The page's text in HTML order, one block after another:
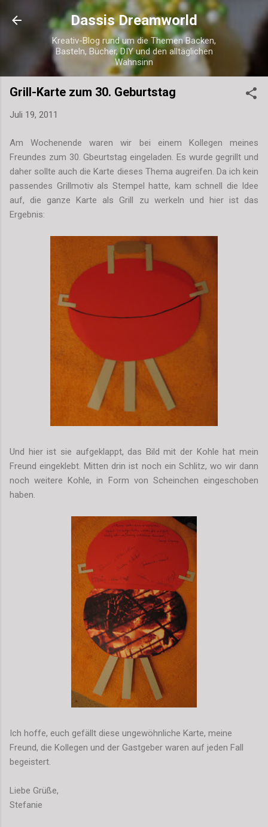
Direkt zum Hauptbereich
Dassis Dreamworld
Kreativ-Blog rund um die Themen Backen,
Basteln, Bücher, DIY und den alltäglichen
Wahnsinn
Grill-Karte zum 30. Geburtstag
Juli 19, 2011
Am Wochenende waren wir bei einem Kollegen meines
Freundes zum 30. Gbeurtstag eingeladen. Es wurde gegrillt und
daher sollte auch die Karte dieses Thema augreifen. Da ich kein
passendes Grillmotiv als Stempel hatte, kam schnell die Idee
auf, die ganze Karte als Grill zu werkeln und hier ist das
Ergebnis:
Und hier ist sie aufgeklappt, das Bild mit der Kohle hat mein
Freund eingeklebt. Mitten drin ist noch ein Schlitz, wo wir dann
noch weitere Kohle, in Form von Scheinchen eingeschoben
haben.
Ich hoffe, euch gefällt diese ungewöhnliche Karte, meine
Freund, die Kollegen und der Gastgeber waren auf jeden Fall
begeistert.
Liebe Grüße,
Stefanie